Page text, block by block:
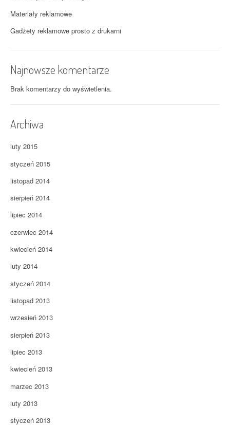
Materiały reklamowe
Gadżety reklamowe prosto z drukarni
Najnowsze komentarze
Brak komentarzy do wyświetlenia.
Archiwa
luty 2015
styczeń 2015
listopad 2014
sierpień 2014
lipiec 2014
czerwiec 2014
kwiecień 2014
luty 2014
styczeń 2014
listopad 2013
wrzesień 2013
sierpień 2013
lipiec 2013
kwiecień 2013
marzec 2013
luty 2013
styczeń 2013